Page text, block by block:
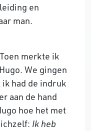
en
man.
merkte ik
We gingen
had de indruk
aan de hand
hoe het met
Ik heb